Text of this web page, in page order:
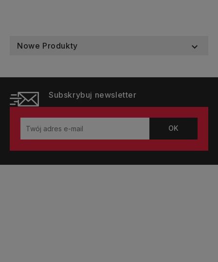
Nowe Produkty 
Subskrybuj newsletter